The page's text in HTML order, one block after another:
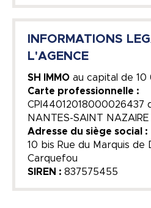
INFORMATIONS
L'AGENCE
SH IMMO au capital de 10
Carte professionnelle :
CPI44012018000026437
NANTES-SAINT NAZAIRE
Adresse du siège social :
10 bis Rue du Marquis de
Carquefou
SIREN : 837575455